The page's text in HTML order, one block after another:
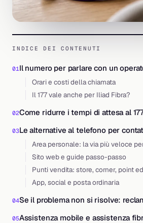
INDICE DEI CONTENUTI
Il numero per parlare con un
Orari e costi della chiamata
Il 177 vale anche per Iliad Fibra?
Come ridurre i tempi di attesa al
Le alternative al telefono per
Area personale: la via più veloce
Sito web e guide passo-passo
Punti vendita: store, corner, point
App, social e posta ordinaria
Se il problema non si risolve:
Assistenza mobile e assistenza